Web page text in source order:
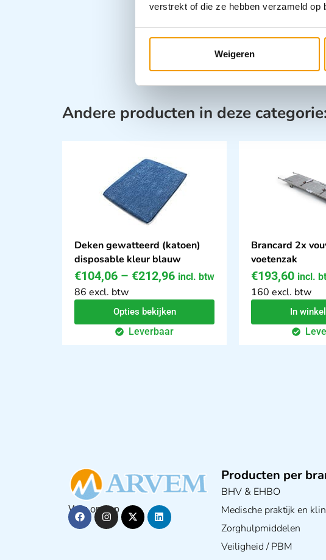
verstrekt of die ze hebben verzameld
Weigeren
Andere producten in deze
Deken gewatteerd (katoen)
disposable kleur blauw
€104,06 – €212,96 incl. btw
86 excl. btw
Opties bekijken
Leverbaar
Brancard 2x
voetenzak
€193,60 incl.
160 excl. btw
In
Volg ons op
Producten per
BHV & EHBO
Medische praktijk en
Zorghulpmiddelen
Veiligheid / PBM